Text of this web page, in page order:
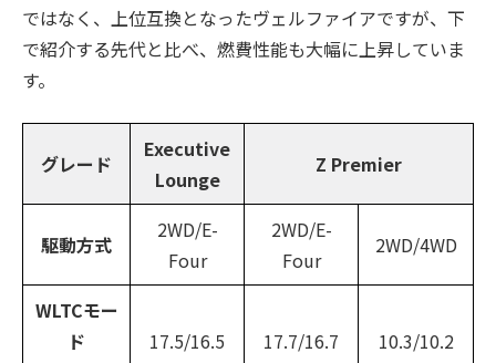
ではなく、上位互換となったヴェルファイアですが、下
で紹介する先代と比べ、燃費性能も大幅に上昇していま
す。
グレード
Executive
Lounge
Z Premier
駆動方式
2WD/E-
Four
2WD/E-
Four
2WD/4WD
WLTCモー
ド
17.5/16.5 17.7/16.7 10.3/10.2